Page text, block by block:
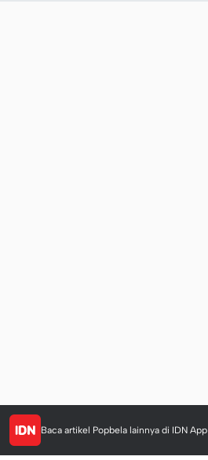
Baca artikel Popbela lainnya di IDN App